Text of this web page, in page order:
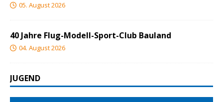
05. August 2026
40 Jahre Flug-Modell-Sport-Club Bauland
04. August 2026
JUGEND